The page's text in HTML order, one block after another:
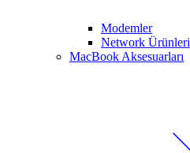
Modemler
Network Ürünleri
MacBook Aksesuarları